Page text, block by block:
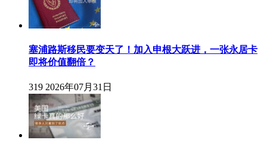
塞浦路斯移民要变天了！加入申根大跃进，一张永居卡
即将价值翻倍？
319 2026年07月31日